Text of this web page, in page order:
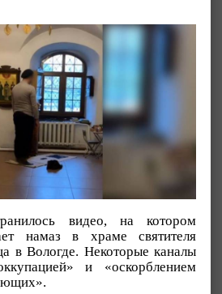
видео, на котором
намаз в храме святителя
в Вологде. Некоторые каналы
и «оскорблением